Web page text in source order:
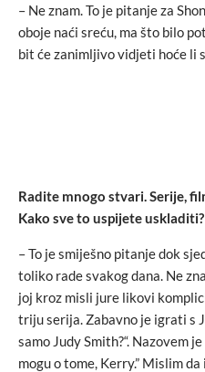
– Ne znam. To je pitanje za
oboje naći sreću, ma što bilo
bit će zanimljivo vidjeti hoće li
Radite mnogo stvari. Serije,
Kako sve to uspijete uskladiti?
– To je smiješno pitanje dok
toliko rade svakog dana. Ne
joj kroz misli jure likovi
triju serija. Zabavno je igrati s
samo Judy Smith?“. Nazovem
mogu o tome, Kerry.” Mislim